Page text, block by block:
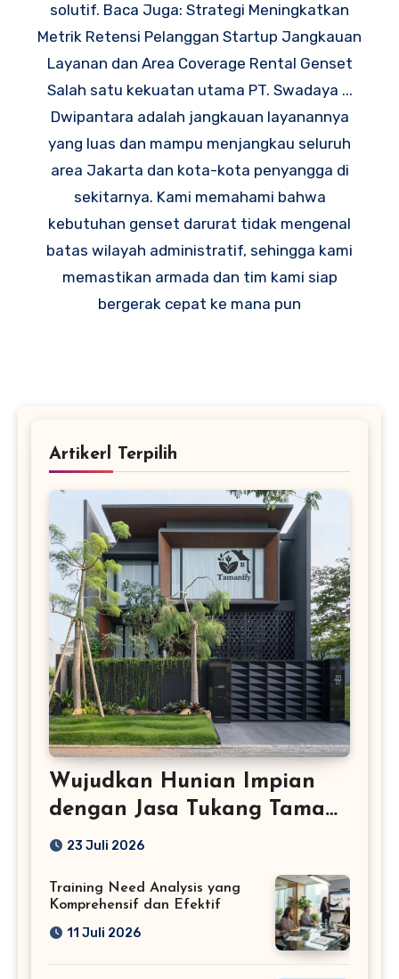
solutif. Baca Juga: Strategi Meningkatkan
Metrik Retensi Pelanggan Startup Jangkauan
Layanan dan Area Coverage Rental Genset
Salah satu kekuatan utama PT. Swadaya ...
Dwipantara adalah jangkauan layanannya
yang luas dan mampu menjangkau seluruh
area Jakarta dan kota-kota penyangga di
sekitarnya. Kami memahami bahwa
kebutuhan genset darurat tidak mengenal
batas wilayah administratif, sehingga kami
memastikan armada dan tim kami siap
bergerak cepat ke mana pun
Artikerl Terpilih
Wujudkan Hunian Impian
dengan Jasa Tukang Taman
Profesional
23 Juli 2026
Training Need Analysis yang
Komprehensif dan Efektif
11 Juli 2026